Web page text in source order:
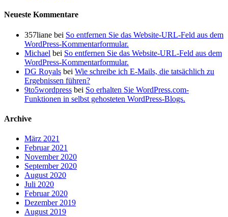
Neueste Kommentare
357liane bei So entfernen Sie das Website-URL-Feld aus dem
WordPress-Kommentarformular.
Michael bei So entfernen Sie das Website-URL-Feld aus dem
WordPress-Kommentarformular.
DG Royals bei Wie schreibe ich E-Mails, die tatsächlich zu
Ergebnissen führen?
9to5wordpress bei So erhalten Sie WordPress.com-
Funktionen in selbst gehosteten WordPress-Blogs.
Archive
März 2021
Februar 2021
November 2020
September 2020
August 2020
Juli 2020
Februar 2020
Dezember 2019
August 2019